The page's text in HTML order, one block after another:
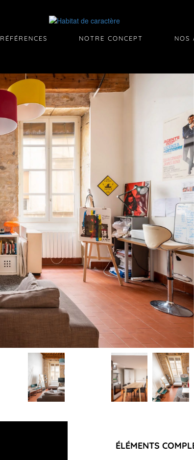
RÉFÉRENCES NOTRE CONCEPT NOS
ÉLÉMENTS